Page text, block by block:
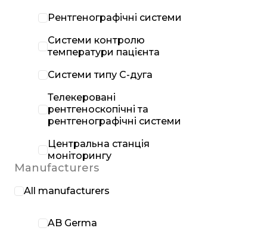
Рентгенографічні системи
Системи контролю
температури пацієнта
Системи типу С-дуга
Телекеровані
рентгеноскопічні та
рентгенографічні системи
Центральна станція
моніторингу
Manufacturers
All manufacturers
AB Germa